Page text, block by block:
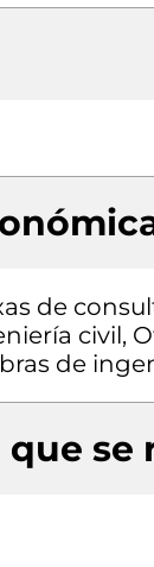
de
civil,
de
se